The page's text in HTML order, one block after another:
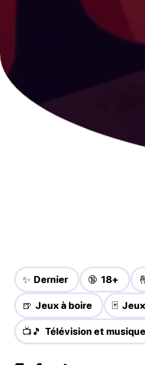
✨ Dernier 🔞 18+
🍺 Jeux à boire 🃏
📺🎵 Télévision et musique